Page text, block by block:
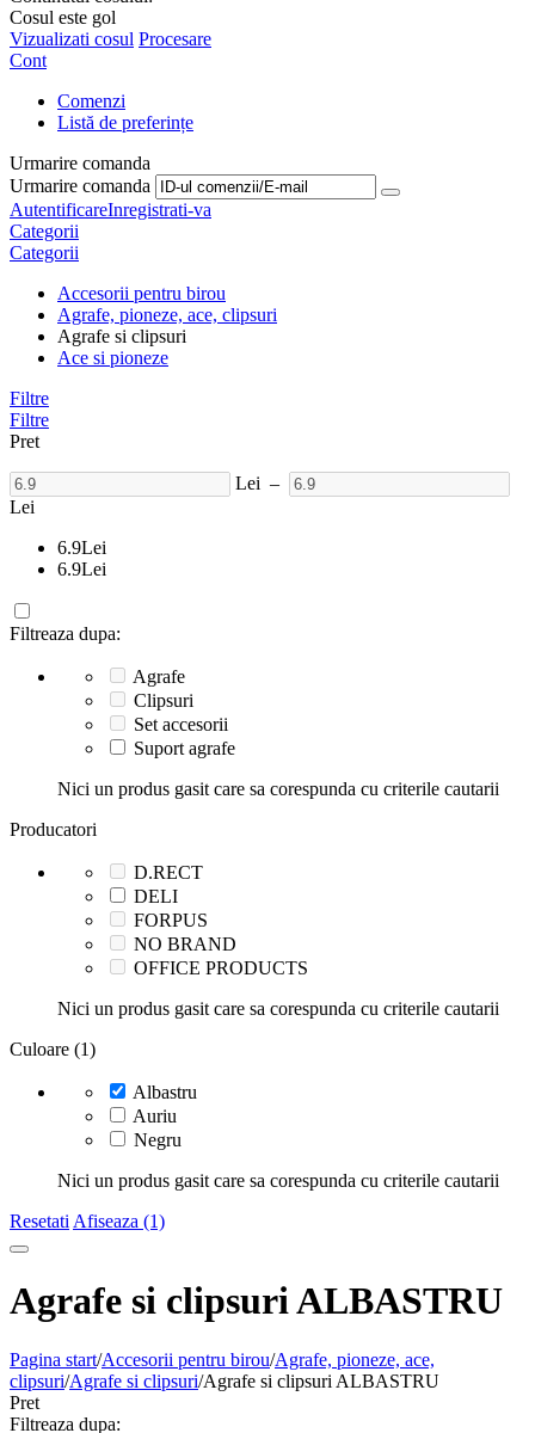
Cosul este gol
Vizualizati cosul Procesare
Cont
Comenzi
Listă de preferințe
Urmarire comanda
Urmarire comanda
AutentificareInregistrati-va
Categorii
Categorii
Accesorii pentru birou
Agrafe, pioneze, ace, clipsuri
Agrafe si clipsuri
Ace si pioneze
Filtre
Filtre
Pret
Lei –
Lei
6.9Lei
6.9Lei
Filtreaza dupa:
Agrafe
Clipsuri
Set accesorii
Suport agrafe
Nici un produs gasit care sa corespunda cu criterile cautarii
Producatori
D.RECT
DELI
FORPUS
NO BRAND
OFFICE PRODUCTS
Nici un produs gasit care sa corespunda cu criterile cautarii
Culoare (1)
Albastru
Auriu
Negru
Nici un produs gasit care sa corespunda cu criterile cautarii
Resetati Afiseaza (1)
Agrafe si clipsuri ALBASTRU
Pagina start/Accesorii pentru birou/Agrafe, pioneze, ace,
clipsuri/Agrafe si clipsuri/Agrafe si clipsuri ALBASTRU
Pret
Filtreaza dupa: